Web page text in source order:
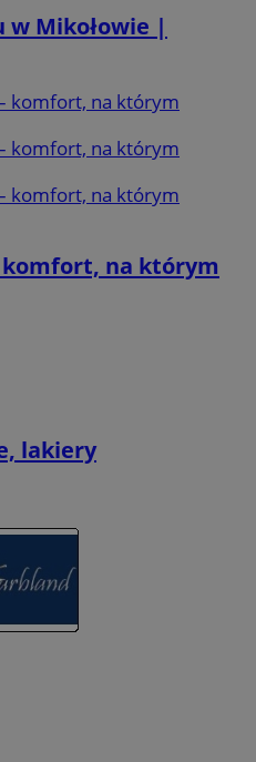
w Mikołowie |
komfort, na którym
lakiery